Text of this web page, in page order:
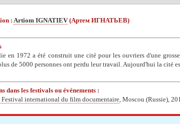
: Artiom IGNATIEV (Артем ИГНАТЬЕВ)
en 1972 a été construit une cité pour les ouvriers d'une
de 5000 personnes ont perdu leur travail. Aujourd'hui la cité
dans les festivals ou événements :
Festival international du film documentaire , Moscou (Russie),